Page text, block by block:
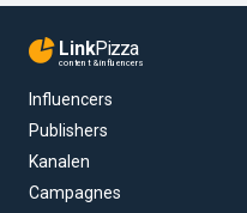
LinkPizza
content & influencers
Influencers
Publishers
Kanalen
Campagnes